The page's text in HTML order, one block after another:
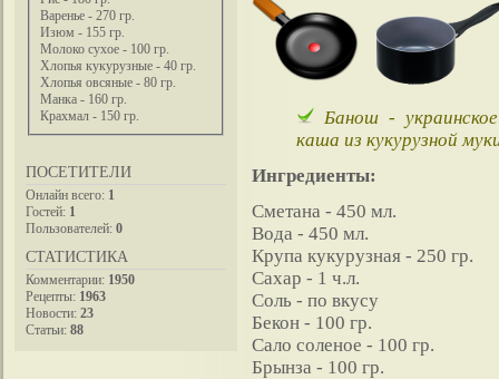
Варенье - 270 гр.
Изюм - 155 гр.
Молоко сухое - 100 гр.
Хлопья кукурузные - 40 гр.
Хлопья овсяные - 80 гр.
Манка - 160 гр.
Крахмал - 150 гр.
ПОСЕТИТЕЛИ
Онлайн всего: 1
Гостей: 1
Пользователей: 0
СТАТИСТИКА
Комментарии: 1950
Рецепты: 1963
Новости: 23
Статьи: 88
Банош -
каша из кукурузной
Ингредиенты:
Сметана - 450 мл.
Вода - 450 мл.
Крупа кукурузная - 250 гр.
Сахар - 1 ч.л.
Соль - по вкусу
Бекон - 100 гр.
Сало соленое - 100 гр.
Брынза - 100 гр.